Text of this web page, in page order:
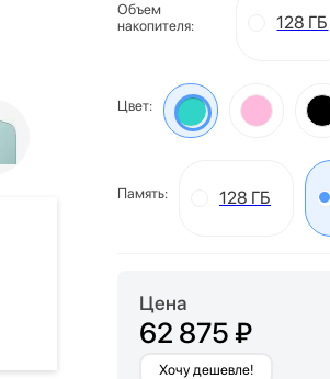
Объем
накопителя:
128 ГБ
Цвет:
Память: 128 ГБ
Цена
62 875 ₽
Хочу дешевле!